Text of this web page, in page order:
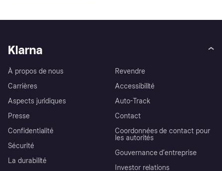
Klarna
À propos de nous
Carrières
Aspects juridiques
Presse
Confidentialité
Sécurité
La durabilité
Revendre
Accessibilité
Auto-Track
Contact
Coordonnées de contact pour
les autorités
Gouvernance d’entreprise
Investor relations